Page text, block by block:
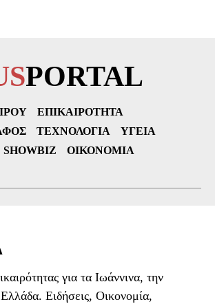
PORTAL
ΕΠΙΚΑΙΡΌΤΗΤΑ
ΤΕΧΝΟΛΟΓΊΑ
ΥΓΕΊΑ
SHOWBIZ
ΟΙΚΟΝΟΜΊΑ
για τα Ιωάννινα, την
Ειδήσεις, Οικονομία,